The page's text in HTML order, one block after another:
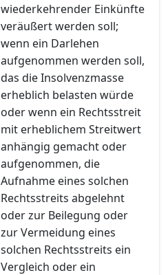
wiederkehrender Einkünfte
veräußert werden soll;
wenn ein Darlehen
aufgenommen werden soll,
das die Insolvenzmasse
erheblich belasten würde
oder wenn ein Rechtsstreit
mit erheblichem Streitwert
anhängig gemacht oder
aufgenommen, die
Aufnahme eines solchen
Rechtsstreits abgelehnt
oder zur Beilegung oder
zur Vermeidung eines
solchen Rechtsstreits ein
Vergleich oder ein